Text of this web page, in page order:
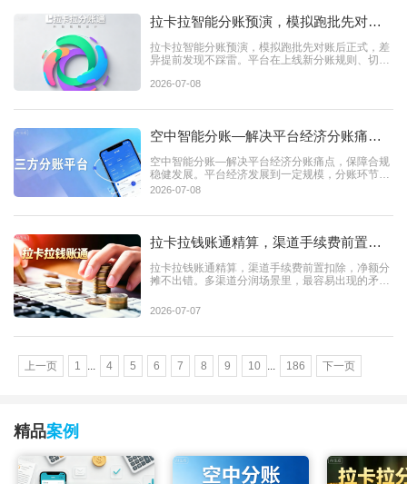
拉卡拉智能分账预演，模拟跑批先对账
拉卡拉智能分账预演，模拟跑批先对账后正式，差
异提前发现不踩雷。平台在上线新分账规则、切换
2026-07-08
空中智能分账—解决平台经济分账痛
空中智能分账—解决平台经济分账痛点，保障合规
稳健发展。平台经济发展到一定规模，分账环节的
痛点就会从“效率...
2026-07-08
拉卡拉钱账通精算，渠道手续费前置扣
拉卡拉钱账通精算，渠道手续费前置扣除，净额分
摊不出错。多渠道分润场景里，最容易出现的矛盾
2026-07-07
上一页 1 ... 4 5 6 7 8 9 10 ... 186 下一页
精品案例